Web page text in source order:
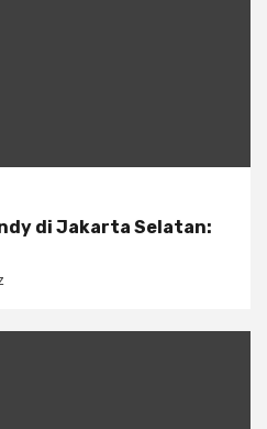
di Jakarta Selatan: